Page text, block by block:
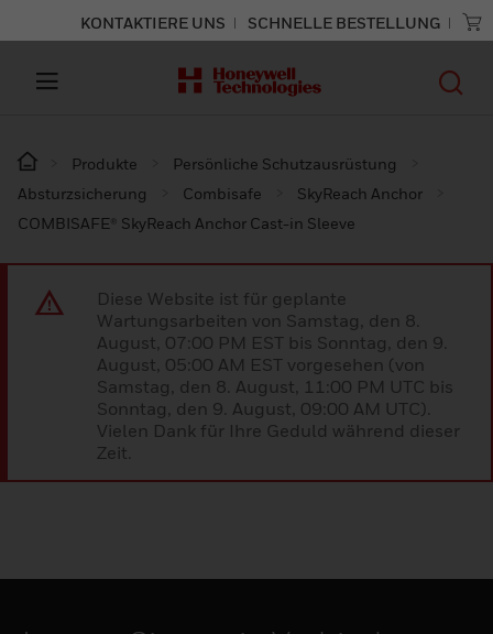
KONTAKTIERE UNS SCHNELLE BESTELLUNG
Produkte
Persönliche Schutzausrüstung
Absturzsicherung
Combisafe
SkyReach Anchor
COMBISAFE® SkyReach Anchor Cast-in Sleeve
Diese Website ist für geplante
Wartungsarbeiten von Samstag, den 8.
August, 07:00 PM EST bis Sonntag, den 9.
August, 05:00 AM EST vorgesehen (von
Samstag, den 8. August, 11:00 PM UTC bis
Sonntag, den 9. August, 09:00 AM UTC).
Vielen Dank für Ihre Geduld während dieser
Zeit.